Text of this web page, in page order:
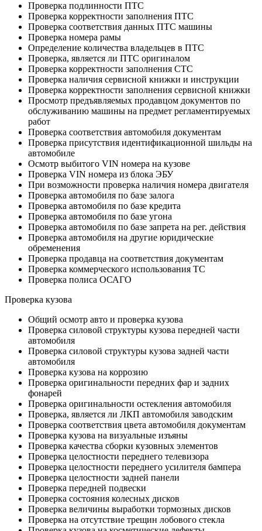
Проверка подлинности ПТС
Проверка корректности заполнения ПТС
Проверка соответствия данных ПТС машины
Проверка номера рамы
Определение количества владельцев в ПТС
Проверка, является ли ПТС оригиналом
Проверка корректности заполнения СТС
Проверка наличия сервисной книжки и инструкции
Проверка корректности заполнения сервисной книжки
Просмотр предъявляемых продавцом документов по
обслуживанию машины на предмет регламентируемых
работ
Проверка соответствия автомобиля документам
Проверка присутствия идентификационной шильды на
автомобиле
Осмотр выбитого VIN номера на кузове
Проверка VIN номера из блока ЭБУ
При возможности проверка наличия номера двигателя
Проверка автомобиля по базе залога
Проверка автомобиля по базе кредита
Проверка автомобиля по базе угона
Проверка автомобиля по базе запрета на рег. действия
Проверка автомобиля на другие юридические
обременения
Проверка продавца на соответствия документам
Проверка коммерческого использования ТС
Проверка полиса ОСАГО
Проверка кузова
Общий осмотр авто и проверка кузова
Проверка силовой структуры кузова передней части
автомобиля
Проверка силовой структуры кузова задней части
автомобиля
Проверка кузова на коррозию
Проверка оригинальности передних фар и задних
фонарей
Проверка оригинальности остекления автомобиля
Проверка, является ли ЛКП автомобиля заводским
Проверка соответствия цвета автомобиля документам
Проверка кузова на визуальные изъяны
Проверка качества сборки кузовных элементов
Проверка целостности переднего телевизора
Проверка целостности переднего усилителя бампера
Проверка целостности задней панели
Проверка передней подвески
Проверка состояния колесных дисков
Проверка величины выработки тормозных дисков
Проверка на отсутствие трещин лобового стекла